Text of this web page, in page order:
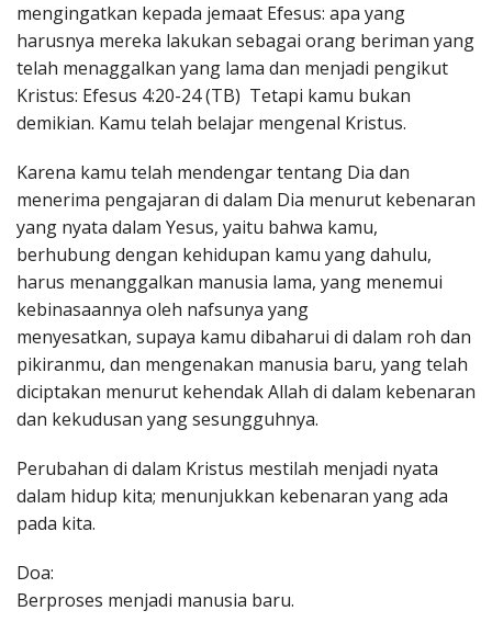
mengingatkan kepada jemaat Efesus: apa yang
harusnya mereka lakukan sebagai orang beriman yang
telah menaggalkan yang lama dan menjadi pengikut
Kristus: Efesus 4:20-24 (TB) Tetapi kamu bukan
demikian. Kamu telah belajar mengenal Kristus.
Karena kamu telah mendengar tentang Dia dan
menerima pengajaran di dalam Dia menurut kebenaran
yang nyata dalam Yesus, yaitu bahwa kamu,
berhubung dengan kehidupan kamu yang dahulu,
harus menanggalkan manusia lama, yang menemui
kebinasaannya oleh nafsunya yang
menyesatkan, supaya kamu dibaharui di dalam roh dan
pikiranmu, dan mengenakan manusia baru, yang telah
diciptakan menurut kehendak Allah di dalam kebenaran
dan kekudusan yang sesungguhnya.
Perubahan di dalam Kristus mestilah menjadi nyata
dalam hidup kita; menunjukkan kebenaran yang ada
pada kita.
Doa:
Berproses menjadi manusia baru.